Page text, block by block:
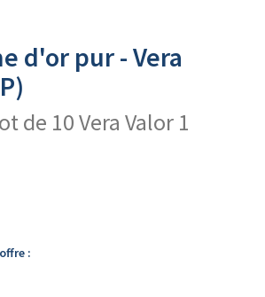
d'or pur - Vera
de 10 Vera Valor 1
: